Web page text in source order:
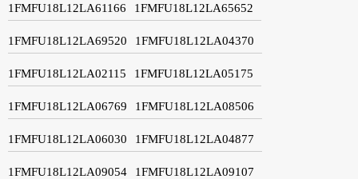
1FMFU18L12LA61166 1FMFU18L12LA65652
1FMFU18L12LA69520 1FMFU18L12LA04370
1FMFU18L12LA02115 1FMFU18L12LA05175
1FMFU18L12LA06769 1FMFU18L12LA08506
1FMFU18L12LA06030 1FMFU18L12LA04877
1FMFU18L12LA09054 1FMFU18L12LA09107